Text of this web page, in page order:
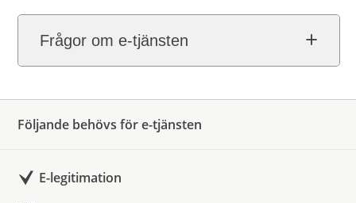
Frågor om e-tjänsten
Följande behövs för e-tjänsten
E-legitimation